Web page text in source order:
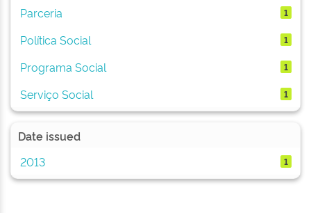
Parceria 1
Política Social 1
Programa Social 1
Serviço Social 1
Date issued
2013
1